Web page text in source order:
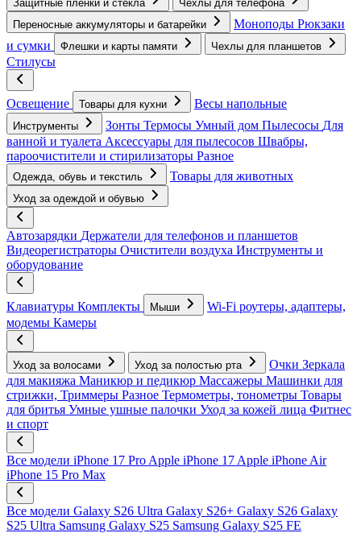
Защитные пленки и стёкла
Чехлы для телефона
Переносные аккумуляторы и батарейки
Моноподы Рюкзаки
и сумки
Флешки и карты памяти Чехлы для планшетов
Стилусы
Освещение Товары для кухни Весы напольные
Инструменты Зонты Термосы Умный дом Пылесосы Для
ванной и туалета Аксессуары для пылесосов Швабры,
пароочистители и стирилизаторы Разное
Одежда, обувь и текстиль Товары для животных
Уход за одеждой и обувью
Автозарядки Держатели для телефонов и планшетов
Видеорегистраторы Очистители воздуха Инструменты и
оборудование
Клавиатуры Комплекты Мыши
Wi-Fi роутеры, адаптеры,
модемы Камеры
Уход за волосами Уход за полостью рта Очки Зеркала
для макияжа Маникюр и педикюр Массажеры Машинки для
стрижки, Триммеры Разное Термометры, тонометры Товары
для бритья Умные ушные палочки Уход за кожей лица Фитнес
и спорт
Все модели iPhone 17 Pro Apple iPhone 17 Apple iPhone Air
iPhone 15 Pro Max
Все модели Galaxy S26 Ultra Galaxy S26+ Galaxy S26 Galaxy
S25 Ultra Samsung Galaxy S25 Samsung Galaxy S25 FE